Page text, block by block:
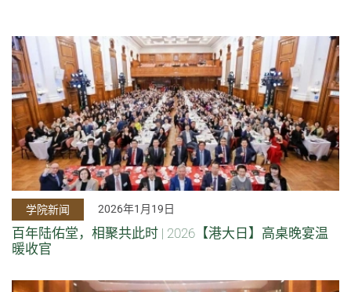
学院新闻 2026年1月19日
百年陆佑堂，相聚共此时 | 2026【港大日】高桌晚宴温
暖收官